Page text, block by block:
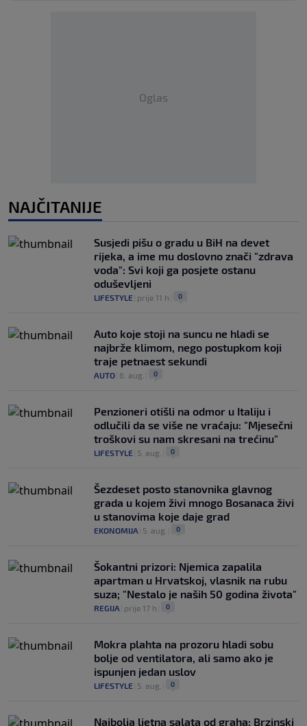
Oglas
NAJČITANIJE
Susjedi pišu o gradu u BiH na devet
rijeka, a ime mu doslovno znači "zdrava
voda": Svi koji ga posjete ostanu
oduševljeni
LIFESTYLE prije 11 h 0
Auto koje stoji na suncu ne hladi se
najbrže klimom, nego postupkom koji
traje petnaest sekundi
AUTO 6. aug. 0
Penzioneri otišli na odmor u Italiju i
odlučili da se više ne vraćaju: "Mjesečni
troškovi su nam skresani na trećinu"
LIFESTYLE 5. aug. 0
Šezdeset posto stanovnika glavnog
grada u kojem živi mnogo Bosanaca živi
u stanovima koje daje grad
EKONOMIJA 5. aug. 0
Šokantni prizori: Njemica zapalila
apartman u Hrvatskoj, vlasnik na rubu
suza; "Nestalo je naših 50 godina života"
REGIJA prije 17 h 0
Mokra plahta na prozoru hladi sobu
bolje od ventilatora, ali samo ako je
ispunjen jedan uslov
LIFESTYLE 5. aug. 0
Najbolja ljetna salata od graha: Brzinski